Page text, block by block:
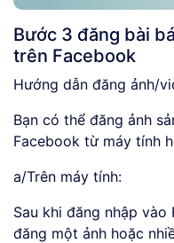
Bước 3 đăng bài
trên Facebook
Hướng dẫn đăng ảnh/
Bạn có thể đăng ảnh
Facebook từ máy tính
a/Trên máy tính:
Sau khi đăng nhập
đăng một ảnh hoặc